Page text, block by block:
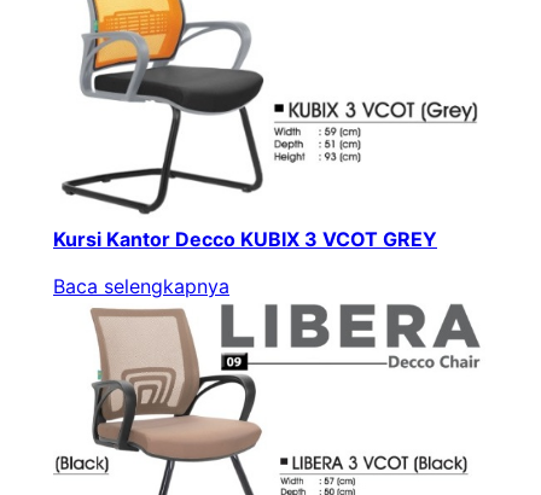
Kursi Kantor Decco KUBIX 3 VCOT GREY
Baca selengkapnya